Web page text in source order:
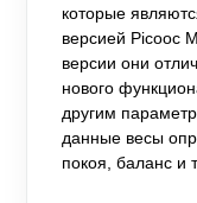
которые
версией Picooc
версии они
нового
другим
данные весы
покоя, баланс и